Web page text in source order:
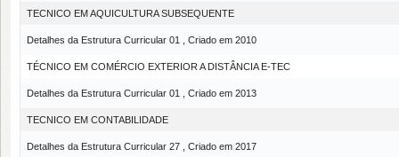
TECNICO EM AQUICULTURA SUBSEQUENTE
Detalhes da Estrutura Curricular 01 , Criado em 2010
TÉCNICO EM COMÉRCIO EXTERIOR A DISTÂNCIA E-TEC
Detalhes da Estrutura Curricular 01 , Criado em 2013
TECNICO EM CONTABILIDADE
Detalhes da Estrutura Curricular 27 , Criado em 2017